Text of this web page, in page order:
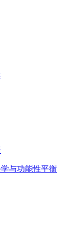
与功能性平衡